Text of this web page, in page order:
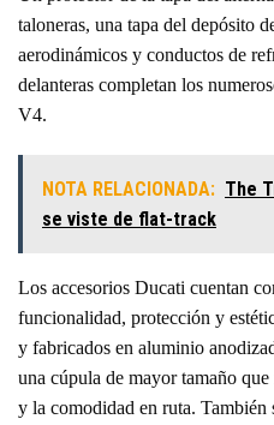
taloneras, una tapa del depósito
aerodinámicos y conductos de
delanteras completan los
V4.
NOTA RELACIONADA: The
se viste de flat-track
Los accesorios Ducati cuentan
funcionalidad, protección y
y fabricados en aluminio
una cúpula de mayor tamaño
y la comodidad en ruta. También